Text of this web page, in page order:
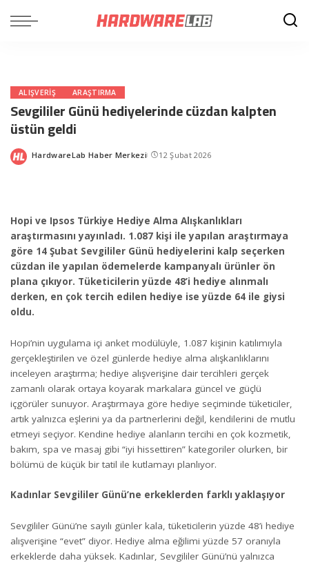
ALIŞVERIŞ ARAŞTIRMA
Sevgililer Günü hediyelerinde cüzdan kalpten
üstün geldi
Posted
HardwareLab Haber Merkezi 12 Şubat 2026
Hopi ve Ipsos Türkiye Hediye Alma Alışkanlıkları
araştırmasını yayınladı. 1.087 kişi ile yapılan araştırmaya
göre 14 Şubat Sevgililer Günü hediyelerini kalp seçerken
cüzdan ile yapılan ödemelerde kampanyalı ürünler ön
plana çıkıyor. Tüketicilerin yüzde 48’i hediye alınmalı
derken, en çok tercih edilen hediye ise yüzde 64 ile giysi
oldu.
Hopi’nin uygulama içi anket modülüyle, 1.087 kişinin katılımıyla
gerçekleştirilen ve özel günlerde hediye alma alışkanlıklarını
inceleyen araştırma; hediye alışverişine dair tercihleri gerçek
zamanlı olarak ortaya koyarak markalara güncel ve güçlü
içgörüler sunuyor. Araştırmaya göre hediye seçiminde tüketiciler,
artık yalnızca eşlerini ya da partnerlerini değil, kendilerini de mutlu
etmeyi seçiyor. Kendine hediye alanların tercihi en çok kozmetik,
bakım, spa ve masaj gibi “iyi hissettiren” kategoriler olurken, bir
bölümü de küçük bir tatil ile kutlamayı planlıyor.
Kadınlar Sevgililer Günü’ne erkeklerden farklı yaklaşıyor
Sevgililer Günü’ne sayılı günler kala, tüketicilerin yüzde 48’i hediye
alışverişine “evet” diyor. Hediye alma eğilimi yüzde 57 oranıyla
erkeklerde daha yüksek. Kadınlar, Sevgililer Günü’nü yalnızca